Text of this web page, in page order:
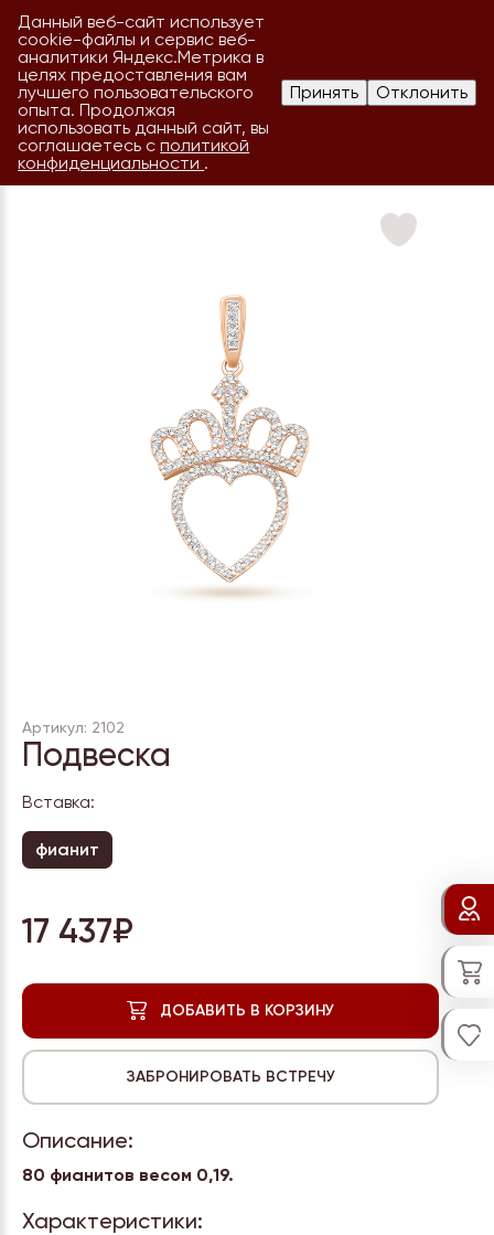
Артикул: 2102
Подвеска
Вставка:
фианит
17 437₽
Описание:
80 фианитов весом 0,19.
Характеристики:
Данный веб-сайт использует
cookie-файлы и сервис веб-
аналитики Яндекс.Метрика в
целях предоставления вам
лучшего пользовательского
опыта. Продолжая
использовать данный сайт, вы
соглашаетесь сполитикой
конфиденциальности .
Принять Отклонить